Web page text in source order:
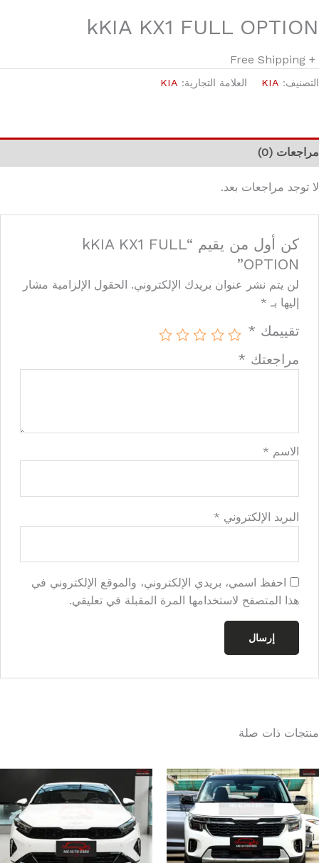
kKIA KX1 FULL OPTION
+ Free Shipping
التصنيف: KIA العلامة التجارية: KIA
مراجعات (0)
لا توجد مراجعات بعد.
كن أول من يقيم “kKIA KX1 FULL
OPTION”
لن يتم نشر عنوان بريدك الإلكتروني. الحقول الإلزامية مشار
إليها بـ *
تقييمك *
مراجعتك *
الاسم *
البريد الإلكتروني *
احفظ اسمي، بريدي الإلكتروني، والموقع الإلكتروني في
هذا المتصفح لاستخدامها المرة المقبلة في تعليقي.
منتجات ذات صلة